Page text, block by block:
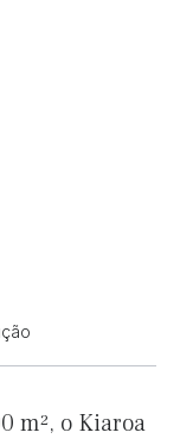
m², o Kiaroa